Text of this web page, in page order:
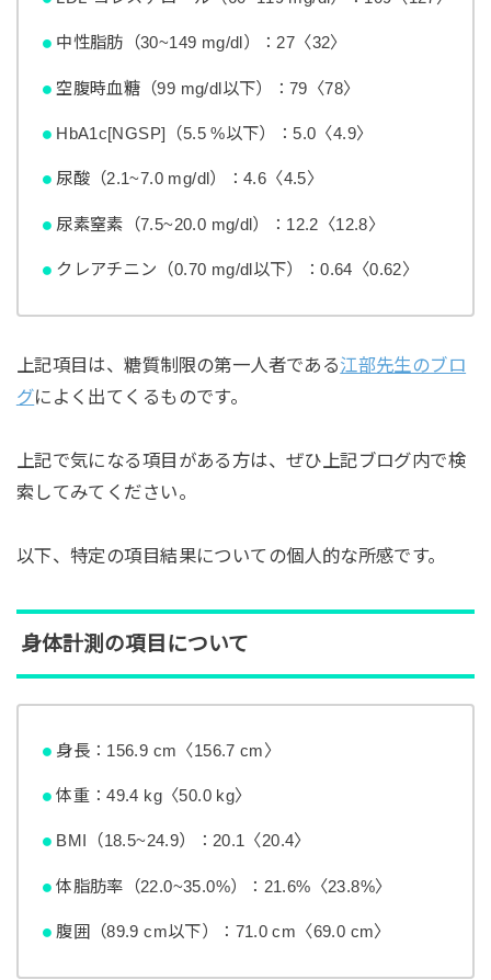
中性脂肪（30~149 mg/dl）：27〈32〉
空腹時血糖（99 mg/dl以下）：79〈78〉
HbA1c[NGSP]（5.5 %以下）：5.0〈4.9〉
尿酸（2.1~7.0 mg/dl）：4.6〈4.5〉
尿素窒素（7.5~20.0 mg/dl）：12.2〈12.8〉
クレアチニン（0.70 mg/dl以下）：0.64〈0.62〉
上記項目は、糖質制限の第一人者である江部先生のブロ
グによく出てくるものです。
上記で気になる項目がある方は、ぜひ上記ブログ内で検
索してみてください。
以下、特定の項目結果についての個人的な所感です。
身体計測の項目について
身長：156.9 cm〈156.7 cm〉
体重：49.4 kg〈50.0 kg〉
BMI（18.5~24.9）：20.1〈20.4〉
体脂肪率（22.0~35.0%）：21.6%〈23.8%〉
腹囲（89.9 cm以下）：71.0 cm〈69.0 cm〉